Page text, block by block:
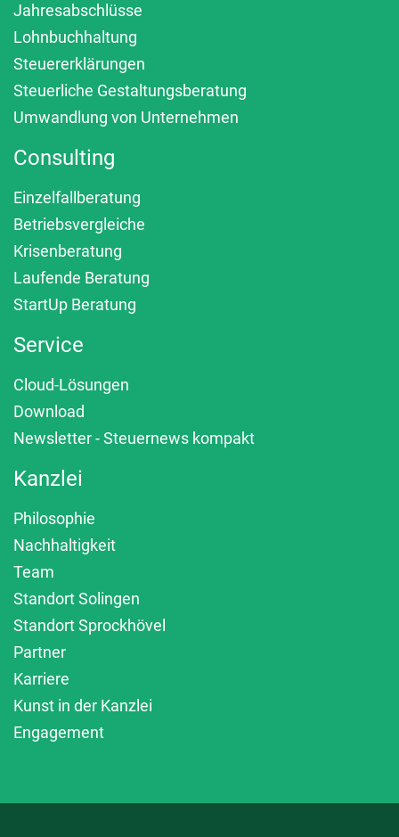
Jahresabschlüsse
Lohnbuchhaltung
Steuererklärungen
Steuerliche Gestaltungsberatung
Umwandlung von Unternehmen
Consulting
Einzelfallberatung
Betriebsvergleiche
Krisenberatung
Laufende Beratung
StartUp Beratung
Service
Cloud-Lösungen
Download
Newsletter - Steuernews kompakt
Kanzlei
Philosophie
Nachhaltigkeit
Team
Standort Solingen
Standort Sprockhövel
Partner
Karriere
Kunst in der Kanzlei
Engagement